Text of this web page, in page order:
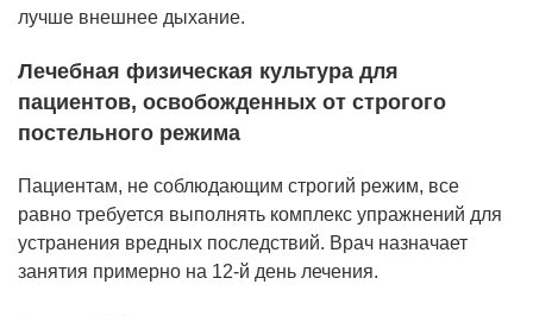
лучше внешнее дыхание.
Лечебная физическая культура для
пациентов, освобожденных от строгого
постельного режима
Пациентам, не соблюдающим строгий режим, все
равно требуется выполнять комплекс упражнений для
устранения вредных последствий. Врач назначает
занятия примерно на 12-й день лечения.